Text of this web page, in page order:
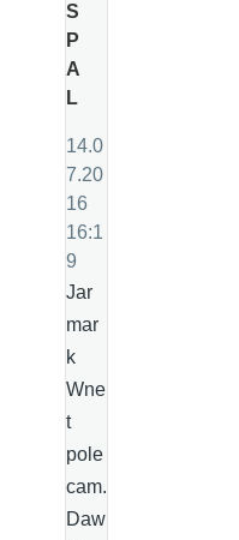
S
P
A
L
14.0
7.20
16
16:1
9
Jar
mar
k
Wne
t
pole
cam.
Daw